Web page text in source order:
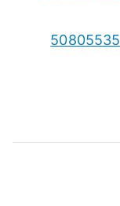
قطع غيار بايك BAIC الأصلية بالكويت 50805535